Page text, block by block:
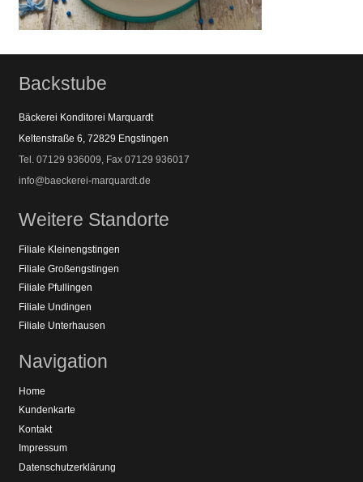
Backstube
Bäckerei Konditorei Marquardt
Keltenstraße 6, 72829 Engstingen
Tel. 07129 936009, Fax 07129 936017
info@baeckerei-marquardt.de
Weitere Standorte
Filiale Kleinengstingen
Filiale Großengstingen
Filiale Pfullingen
Filiale Undingen
Filiale Unterhausen
Navigation
Home
Kundenkarte
Kontakt
Impressum
Datenschutzerklärung